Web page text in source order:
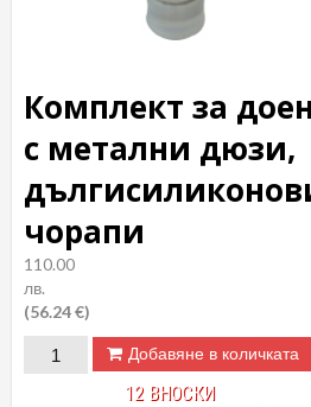
Комплект за
с метални дюзи,
чорапи
110.00
лв.
(56.24 €)
количество
Добавяне в количката
12 ВНОСКИ